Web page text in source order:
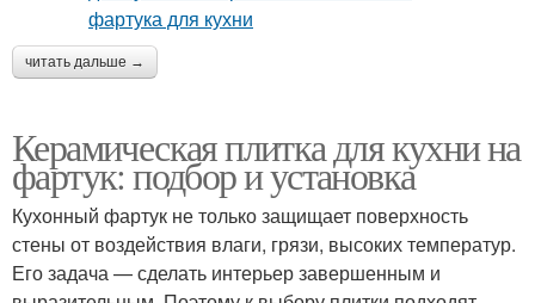
читать дальше →
Керамическая плитка для кухни на
фартук: подбор и установка
Кухонный фартук не только защищает поверхность
стены от воздействия влаги, грязи, высоких температур.
Его задача — сделать интерьер завершенным и